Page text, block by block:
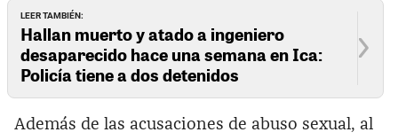
LEER TAMBIÉN:
Hallan muerto y atado a ingeniero
desaparecido hace una semana en Ica:
Policía tiene a dos detenidos
Además de las acusaciones de abuso sexual, al